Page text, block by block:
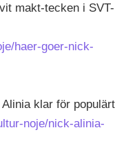
makt-tecken i SVT-
haer-goer-nick-
klar för populärt
noje/nick-alinia-